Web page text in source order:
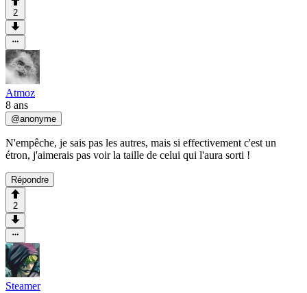
2
Atmoz
8 ans
@anonyme
N'empêche, je sais pas les autres, mais si effectivement c'est un
étron, j'aimerais pas voir la taille de celui qui l'aura sorti !
Répondre
2
Steamer